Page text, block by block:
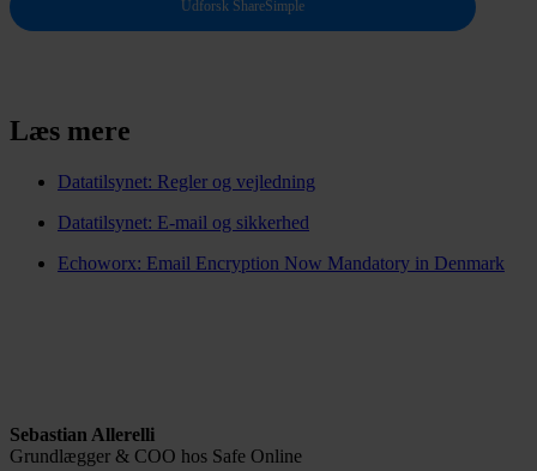
Udforsk ShareSimple
Læs mere
Datatilsynet: Regler og vejledning
Datatilsynet: E-mail og sikkerhed
Echoworx: Email Encryption Now Mandatory in Denmark
Sebastian Allerelli
Grundlægger & COO hos Safe Online